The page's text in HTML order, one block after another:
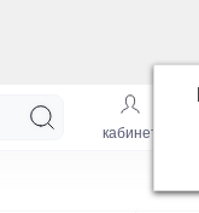
кабинет